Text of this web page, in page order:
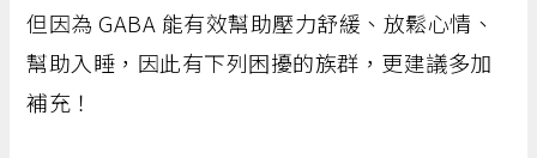
但因為 GABA 能有效幫助壓力舒緩、放鬆心情、
幫助入睡，因此有下列困擾的族群，更建議多加
補充！